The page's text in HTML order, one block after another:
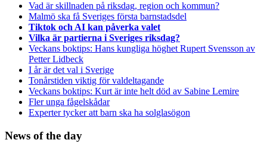
Vad är skillnaden på riksdag, region och kommun?
Malmö ska få Sveriges första barnstadsdel
Tiktok och AI kan påverka valet
Vilka är partierna i Sveriges riksdag?
Veckans boktips: Hans kungliga höghet Rupert Svensson av
Petter Lidbeck
I år är det val i Sverige
Tonårstiden viktig för valdeltagande
Veckans boktips: Kurt är inte helt död av Sabine Lemire
Fler unga fågelskådar
Experter tycker att barn ska ha solglasögon
News of the day